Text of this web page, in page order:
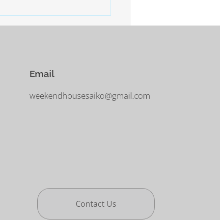
Email
weekendhousesaiko@gmail.com
Contact Us